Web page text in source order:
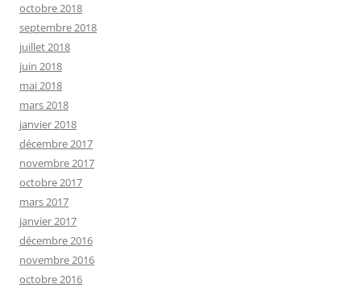
octobre 2018
septembre 2018
juillet 2018
juin 2018
mai 2018
mars 2018
janvier 2018
décembre 2017
novembre 2017
octobre 2017
mars 2017
janvier 2017
décembre 2016
novembre 2016
octobre 2016